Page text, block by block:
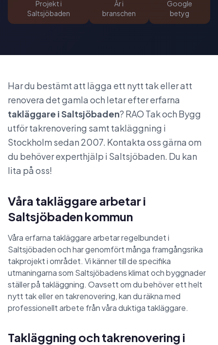
Projekt i
Saltsjöbaden
År i
branschen
Google
betyg
Har du bestämt att lägga ett nytt tak eller att
renovera det gamla och letar efter erfarna
takläggare i Saltsjöbaden? RAO Tak och Bygg
utför takrenovering samt takläggning i
Stockholm sedan 2007. Kontakta oss gärna om
du behöver experthjälp i Saltsjöbaden. Du kan
lita på oss!
Våra takläggare arbetar i
Saltsjöbaden kommun
Våra erfarna takläggare arbetar regelbundet i
Saltsjöbaden och har genomfört många framgångsrika
takprojekt i området. Vi känner till de specifika
utmaningarna som Saltsjöbadens klimat och byggnader
ställer på takläggning. Oavsett om du behöver ett helt
nytt tak eller en takrenovering, kan du räkna med
professionellt arbete från våra duktiga takläggare.
Takläggning och takrenovering i